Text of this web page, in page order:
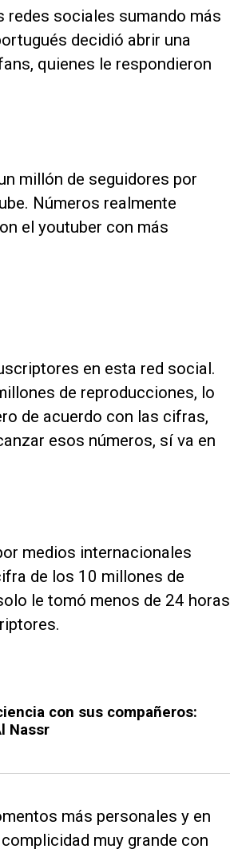
redes sociales sumando más
decidió abrir una
quienes le respondieron
millón de seguidores por
Números realmente
el youtuber con más
en esta red social.
de reproducciones, lo
de acuerdo con las cifras,
esos números, sí va en
medios internacionales
de los 10 millones de
le tomó menos de 24 horas
con sus compañeros:
Nassr
más personales y en
muy grande con